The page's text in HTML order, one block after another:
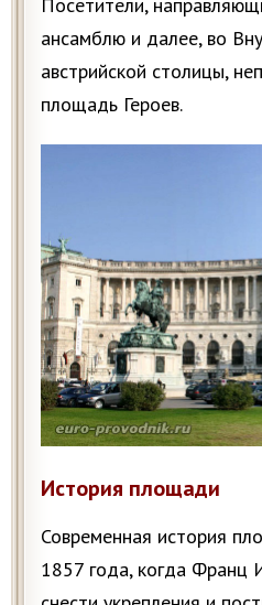
ансамблю и далее, во
австрийской столицы,
площадь Героев.
История площади
Современная история
1857 года, когда Франц